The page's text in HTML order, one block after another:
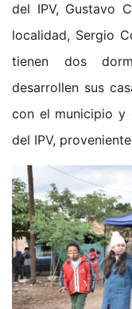
del IPV, Gustavo
localidad, Sergio
tienen dos
desarrollen sus
con el municipio y
del IPV,